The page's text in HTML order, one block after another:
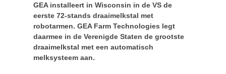
GEA installeert in Wisconsin in de VS de
eerste 72-stands draaimelkstal met
robotarmen. GEA Farm Technologies legt
daarmee in de Verenigde Staten de grootste
draaimelkstal met een automatisch
melksysteem aan.